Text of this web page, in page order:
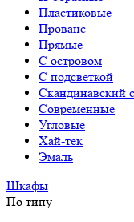
Пластиковые
Прованс
Прямые
С островом
С подсветкой
Скандинавский
Современные
Угловые
Хай-тек
Эмаль
Шкафы
По типу